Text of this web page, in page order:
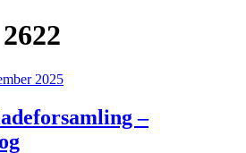
2025
–